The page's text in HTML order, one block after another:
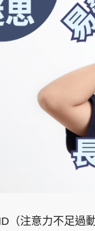
（注意力不足過